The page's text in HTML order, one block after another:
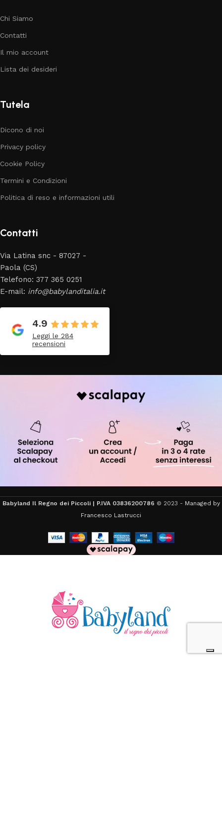
Chi Siamo
Contatti
Il mio account
Lista dei desideri
Tutela
Dicono di noi
Privacy policy
Cookie Policy
Termini e Condizioni
Politica di reso e informazioni utili
Contatti
Via Latina snc - 87027 -
Paola (CS)
Telefono: 377 365 0251
E-mail: info@babylanditalia.it
4.9
Leggi le 284
recensioni
Babyland Il Regno dei Piccoli | P.IVA 03836200786 © 2023 - Managed by
Francesco Lastrucci